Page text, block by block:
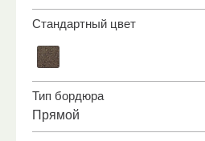
Стандартный цвет
Тип бордюра
Прямой